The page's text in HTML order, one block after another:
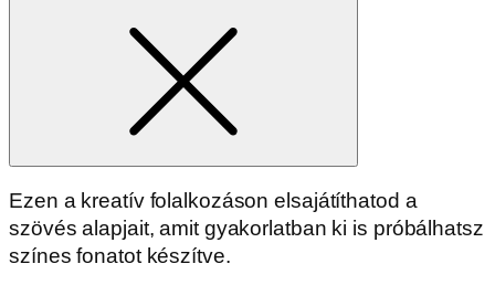
Ezen a kreatív folalkozáson elsajátíthatod a
szövés alapjait, amit gyakorlatban ki is próbálhatsz
színes fonatot készítve.